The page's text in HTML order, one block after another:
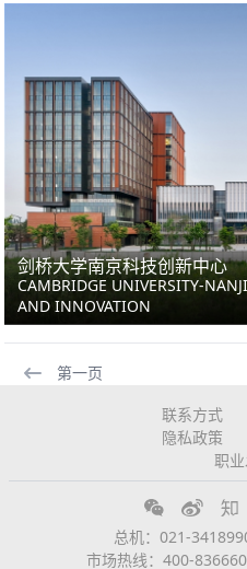
剑桥大学南京科技创新中心
CAMBRIDGE UNIVERSITY-
AND INNOVATION
第一页
联系方式
隐私政策
职
总机：021-
市场热线：400-